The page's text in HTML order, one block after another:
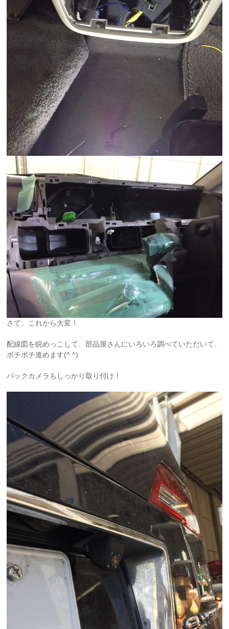
さて、これから大変！
配線図を睨めっこして、部品屋さんにいろいろ調べていただいて、
ボチボチ進めます(^ ^)
バックカメラもしっかり取り付け！